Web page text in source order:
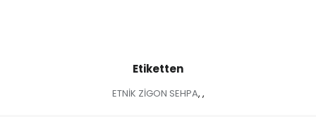
Etiketten
ETNİK ZİGON SEHPA, ,